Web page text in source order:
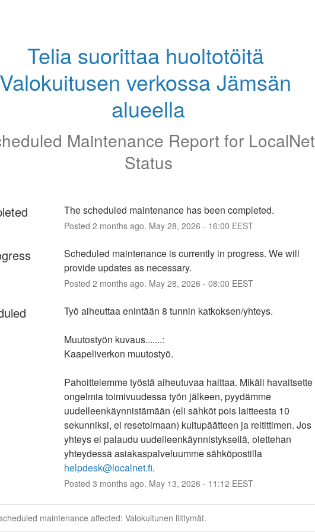
Telia suorittaa huoltotöitä
Valokuitusen verkossa Jämsän
alueella
Maintenance Report for LocalNet
Status
The scheduled maintenance has been completed.
Posted 2 months ago. May 28, 2026 - 16:00 EEST
Scheduled maintenance is currently in progress. We will
provide updates as necessary.
Posted 2 months ago. May 28, 2026 - 08:00 EEST
Työ aiheuttaa enintään 8 tunnin katkoksen/yhteys.
Muutostyön kuvaus.......:
Kaapeliverkon muutostyö.
Pahoittelemme työstä aiheutuvaa haittaa. Mikäli havaitsette
ongelmia toimivuudessa työn jälkeen, pyydämme
uudelleenkäynnistämään (eli sähköt pois laitteesta 10
sekunniksi, ei resetoimaan) kuitupäätteen ja reitittimen. Jos
yhteys ei palaudu uudelleenkäynnistyksellä, olettehan
yhteydessä asiakaspalveluumme sähköpostilla
helpdesk@localnet.fi.
Posted 3 months ago. May 13, 2026 - 11:12 EEST
maintenance affected: Valokuitunen liittymät.